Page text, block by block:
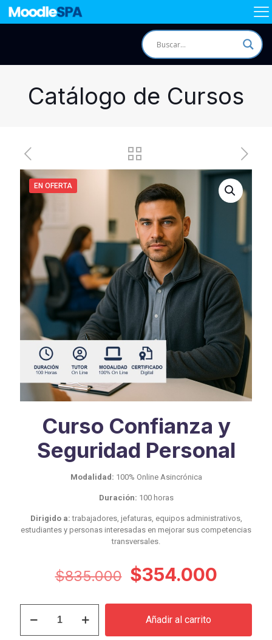
Catálogo de Cursos
EN OFERTA
Curso Confianza y
Seguridad Personal
Modalidad: 100% Online Asincrónica
Duración: 100 horas
Dirigido a: trabajadores, jefaturas, equipos administrativos,
estudiantes y personas interesadas en mejorar sus competencias
transversales.
$835.000 El
original
era:
$354.000El
actual
Confianza
Añadir al carrito